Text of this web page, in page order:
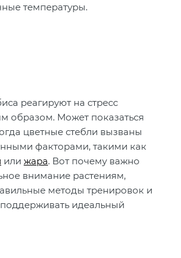
температуры.
реагируют на стресс
образом. Может показаться
цветные стебли вызваны
факторами, такими как
или жара. Вот почему важно
внимание растениям,
методы тренировок и
идеальный